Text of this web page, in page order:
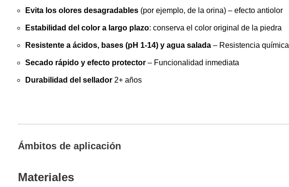
Evita los olores desagradables (por ejemplo, de la orina) – efecto antiolor
Estabilidad del color a largo plazo: conserva el color original de la piedra
Resistente a ácidos, bases (pH 1-14) y agua salada – Resistencia química
Secado rápido y efecto protector – Funcionalidad inmediata
Durabilidad del sellador 2+ años
Ámbitos de aplicación
Materiales